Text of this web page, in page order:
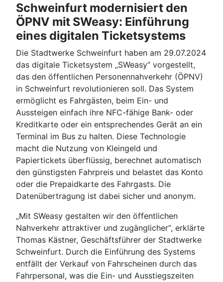
Schweinfurt modernisiert den
ÖPNV mit SWeasy: Einführung
eines digitalen Ticketsystems
Die Stadtwerke Schweinfurt haben am 29.07.2024
das digitale Ticketsystem „SWeasy“ vorgestellt,
das den öffentlichen Personennahverkehr (ÖPNV)
in Schweinfurt revolutionieren soll. Das System
ermöglicht es Fahrgästen, beim Ein- und
Aussteigen einfach ihre NFC-fähige Bank- oder
Kreditkarte oder ein entsprechendes Gerät an ein
Terminal im Bus zu halten. Diese Technologie
macht die Nutzung von Kleingeld und
Papiertickets überflüssig, berechnet automatisch
den günstigsten Fahrpreis und belastet das Konto
oder die Prepaidkarte des Fahrgasts. Die
Datenübertragung ist dabei sicher und anonym.
„Mit SWeasy gestalten wir den öffentlichen
Nahverkehr attraktiver und zugänglicher“, erklärte
Thomas Kästner, Geschäftsführer der Stadtwerke
Schweinfurt. Durch die Einführung des Systems
entfällt der Verkauf von Fahrscheinen durch das
Fahrpersonal, was die Ein- und Ausstiegszeiten